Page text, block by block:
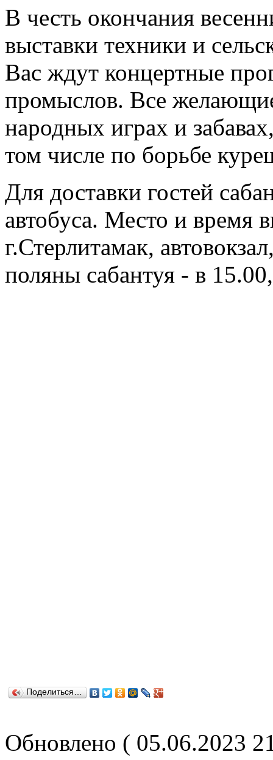
В честь окончания
выставки техники и
Вас ждут концертные
промыслов. Все
народных играх и
том числе по борьбе
Для доставки гостей
автобуса. Место и время
г.Стерлитамак,
поляны сабантуя - в
Поделиться…
Обновлено ( 05.06.2023